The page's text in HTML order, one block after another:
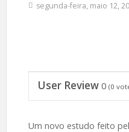
segunda-feira, maio 12,
User Review 0 (0
Um novo estudo feito